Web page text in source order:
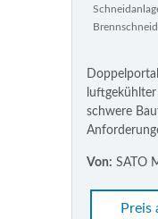
schwere
Von: SATO
Preis